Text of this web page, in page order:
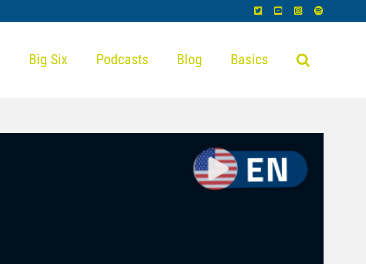
X YouTubeInstagram
Big Six Podcasts Blog Basics